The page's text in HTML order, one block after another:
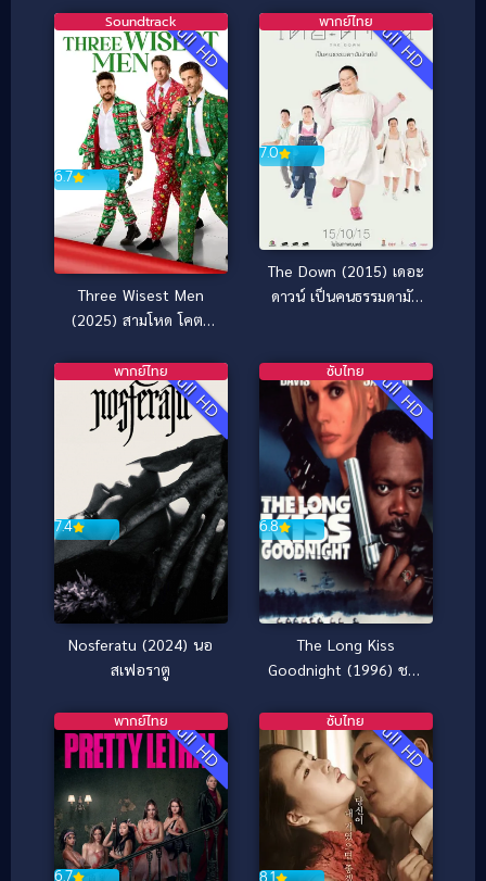
Full HD
6.7
Soundtrack
Three Wisest Men
(2025) สามโหด โคตร
Full HD
7.0
พากย์ไทย
The Down (2015) เดอะ
ดาวน์ เป็นคนธรรมดามัน
Full HD
7.4
พากย์ไทย
Nosferatu (2024) นอ
สเฟอราตู
Full HD
6.8
ซับไทย
The Long Kiss
Goodnight (1996) ชาร์
Full HD
6.7
พากย์ไทย Full HD
ซับไทย